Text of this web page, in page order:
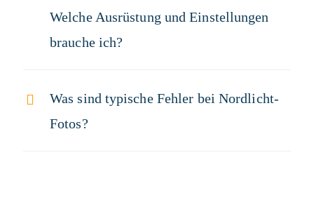
Welche Ausrüstung und Einstellungen
brauche ich?
Was sind typische Fehler bei Nordlicht-
Fotos?